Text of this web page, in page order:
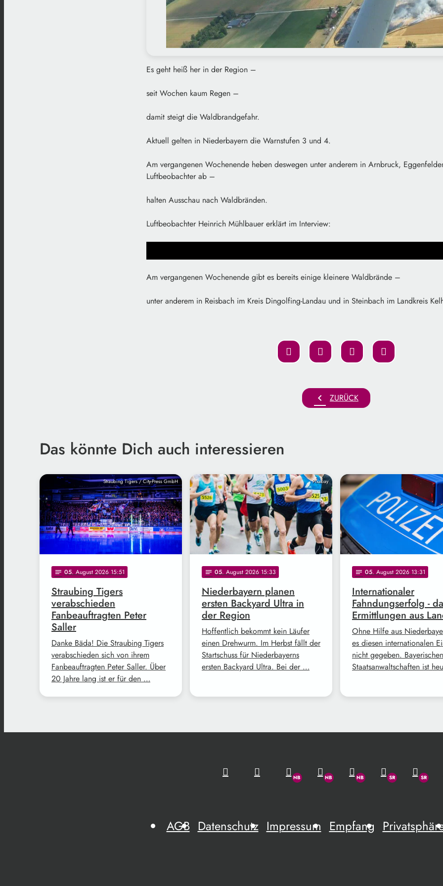
Es geht heiß her in der Region –
seit Wochen kaum Regen –
damit steigt die Waldbrandgefahr.
Aktuell gelten in Niederbayern die Warnstufen 3 und 4.
Am vergangenen Wochenende heben deswegen unter anderem in Arnbruck,
Luftbeobachter ab –
halten Ausschau nach Waldbränden.
Luftbeobachter Heinrich Mühlbauer erklärt im Interview:
Am vergangenen Wochenende gibt es bereits einige kleinere Waldbrände –
unter anderem in Reisbach im Kreis Dingolfing-Landau und in Steinbach im Landkreis
chevron_left ZURÜCK
Das könnte Dich auch interessieren
Straubing Tigers / City-Press GmbH
notes 05. August 2026 15:51
Straubing Tigers
verabschieden
Fanbeauftragten Peter
Saller
Danke Bäda! Die Straubing Tigers
verabschieden sich von ihrem
Fanbeauftragten Peter Saller. Über
20 Jahre lang ist er für den …
Pixabay
notes 05. August 2026 15:33
Niederbayern planen
ersten Backyard Ultra in
der Region
Hoffentlich bekommt kein Läufer
einen Drehwurm. Im Herbst fällt der
Startschuss für Niederbayerns
ersten Backyard Ultra. Bei der …
notes 05. August 2026 13:31
Internationaler
Fahndungserfolg -
Ermittlungen aus
Ohne Hilfe aus
es diesen internationalen
nicht gegeben. Bayerischen
Staatsanwaltschaften ist
AGB Datenschutz Impressum Empfang